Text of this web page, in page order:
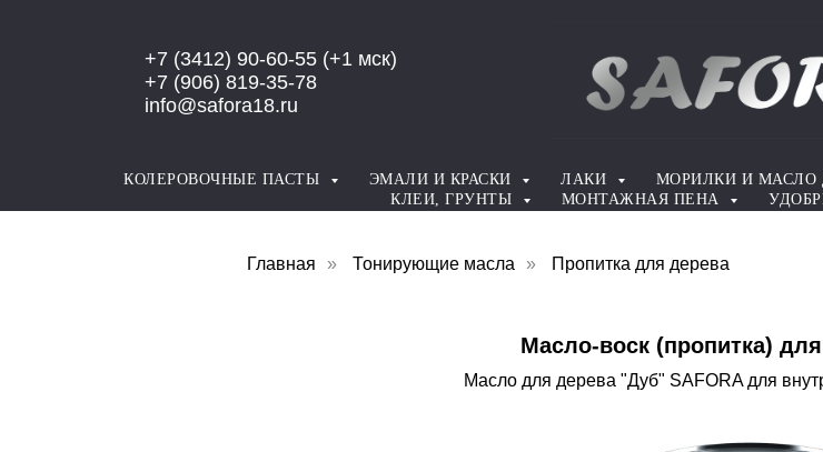
+7 (3412) 90-60-55 (+1 мск)
+7 (906) 819-35-78
info@safora18.ru
КОЛЕРОВОЧНЫЕ ПАСТЫ ЭМАЛИ И КРАСКИ ЛАКИ МОРИЛКИ И МАСЛО
КЛЕИ, ГРУНТЫ
МОНТАЖНАЯ ПЕНА
Главная » Тонирующие масла » Пропитка для дерева
Масло-воск (пропитка)
Масло для дерева "Дуб" SAFORA для